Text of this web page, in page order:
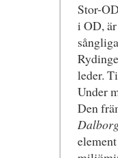
Stor-
i OD,
leder.
Under
Den